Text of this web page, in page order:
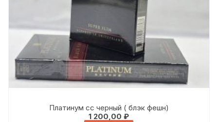
Платинум сс черный ( блэк фешн)
1 200,00₽